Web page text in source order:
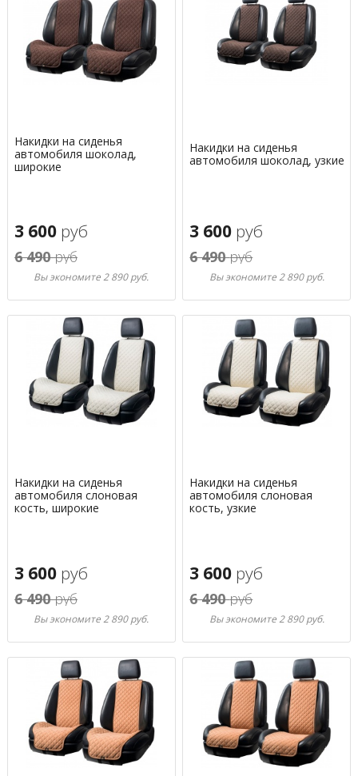
Накидки на сиденья
автомобиля шоколад,
широкие
3 600 руб
6 490руб
Вы экономите 2 890 руб.
Накидки на сиденья
автомобиля шоколад, узкие
3 600 руб
6 490руб
Вы экономите 2 890 руб.
Накидки на сиденья
автомобиля слоновая
кость, широкие
3 600 руб
6 490руб
Вы экономите 2 890 руб.
Накидки на сиденья
автомобиля слоновая
кость, узкие
3 600 руб
6 490руб
Вы экономите 2 890 руб.